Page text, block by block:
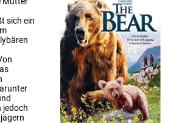
sich ein
jedoch